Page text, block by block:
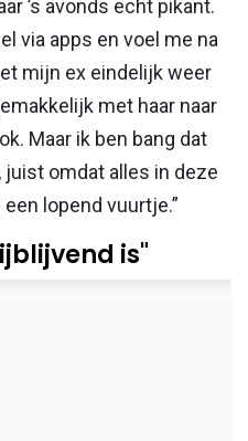
’s avonds echt pikant.
via apps en voel me na
mijn ex eindelijk weer
met haar naar
Maar ik ben bang dat
omdat alles in deze
lopend vuurtje.”
is"